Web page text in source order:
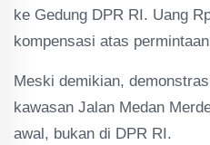
ke Gedung DPR RI. Uang
kompensasi atas
Meski demikian,
kawasan Jalan Medan
awal, bukan di DPR RI.